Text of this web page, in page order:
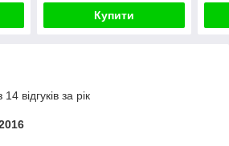
Купити
відгуків за рік